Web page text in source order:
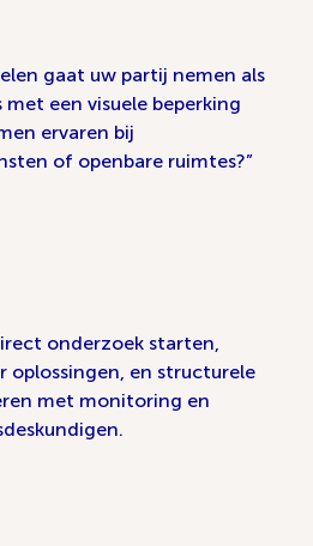
gaat uw partij nemen als
een visuele beperking
ervaren bij
of openbare ruimtes?
onderzoek starten,
oplossingen, en structurele
met monitoring en